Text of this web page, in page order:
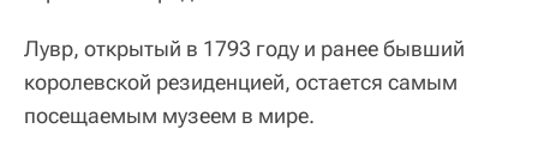
Лувр, открытый в 1793 году и ранее бывший
королевской резиденцией, остается самым
посещаемым музеем в мире.